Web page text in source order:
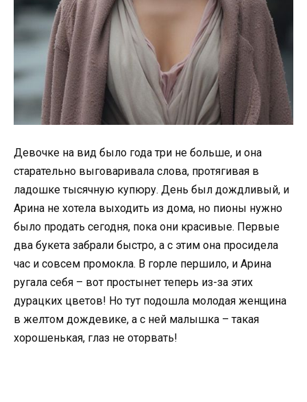
Девочке на вид было года три не больше, и она
старательно выговаривала слова, протягивая в
ладошке тысячную купюру. День был дождливый, и
Арина не хотела выходить из дома, но пионы нужно
было продать сегодня, пока они красивые. Первые
два букета забрали быстро, а с этим она просидела
час и совсем промокла. В горле першило, и Арина
ругала себя – вот простынет теперь из-за этих
дурацких цветов! Но тут подошла молодая женщина
в желтом дождевике, а с ней малышка – такая
хорошенькая, глаз не оторвать!